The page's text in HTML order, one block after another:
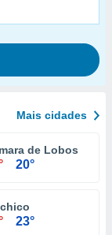
Mais cidades
de Lobos
20°
23°